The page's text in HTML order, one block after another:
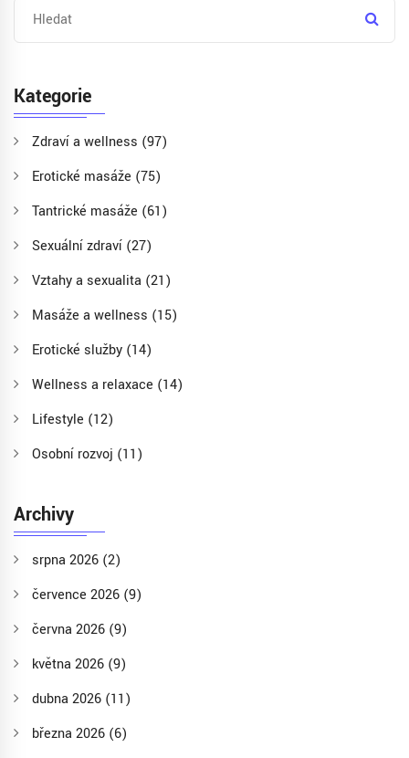
Kategorie
Zdraví a wellness (97)
Erotické masáže (75)
Tantrické masáže (61)
Sexuální zdraví (27)
Vztahy a sexualita (21)
Masáže a wellness (15)
Erotické služby (14)
Wellness a relaxace (14)
Lifestyle (12)
Osobní rozvoj (11)
Archivy
srpna 2026 (2)
července 2026 (9)
června 2026 (9)
května 2026 (9)
dubna 2026 (11)
března 2026 (6)